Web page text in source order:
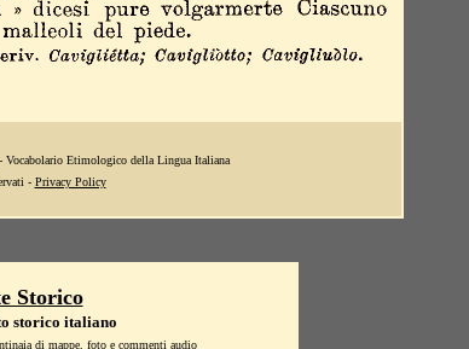
- Vocabolario Etimologico della Lingua Italiana
- Privacy Policy
Storico
storico italiano
di mappe, foto e commenti audio